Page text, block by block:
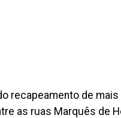
recapeamento de mais
as ruas Marquês de